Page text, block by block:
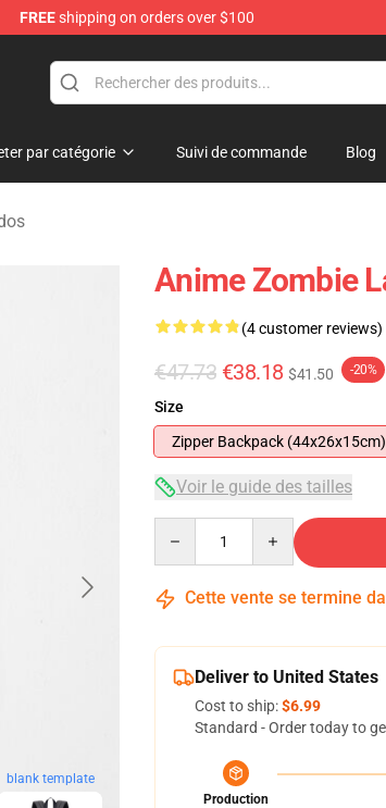
FREEshipping on orders over $100
par catégorie Suivi de commande Blog
blank template
Anime Zombie
(4 customer reviews)
€47.73 €38.18 $41.50 -20%
Size
Zipper Backpack (44x26x15cm)
Voir le guide des tailles
Cette vente se termine
Deliver to United States
Cost to ship:$6.99
Standard - Order today to
Production